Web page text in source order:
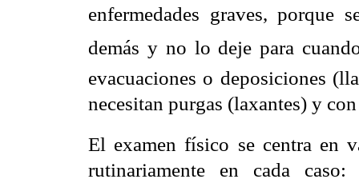
enfermedades graves, porque
demás y no lo deje para
evacuaciones o deposiciones
necesitan purgas (laxantes) y
El examen físico se centra en
rutinariamente en cada caso: